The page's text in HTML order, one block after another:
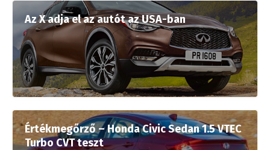
Az X adja el az autót az USA-ban
Értékmegőrző – Honda Civic Sedan 1.5 VTEC
Turbo CVT teszt